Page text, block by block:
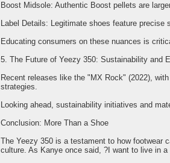
Boost Midsole: Authentic Boost pellets are
Label Details: Legitimate shoes feature
Educating consumers on these nuances is
5. The Future of Yeezy 350: Sustainability and
Recent releases like the "MX Rock" (2022),
strategies.
Looking ahead, sustainability initiatives and
Conclusion: More Than a Shoe
The Yeezy 350 is a testament to how footwear
culture. As Kanye once said, ?I want to live in